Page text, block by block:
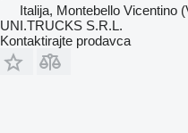
Italija, Montebello Vicentino
UNI.TRUCKS S.R.L.
Kontaktirajte prodavca